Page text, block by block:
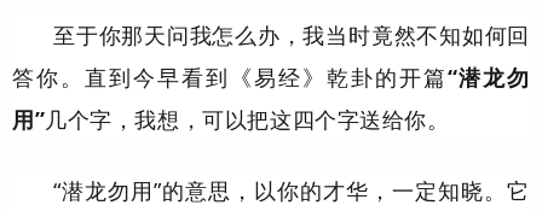
至于你那天问我怎么办，我当时竟然不知如何回
答你。直到今早看到《易经》乾卦的开篇“潜龙勿
用”几个字，我想，可以把这四个字送给你。
“潜龙勿用”的意思，以你的才华，一定知晓。它